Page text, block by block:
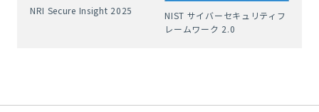
NRI Secure Insight 2025
NIST サイバーセキュリティフ
レームワーク 2.0